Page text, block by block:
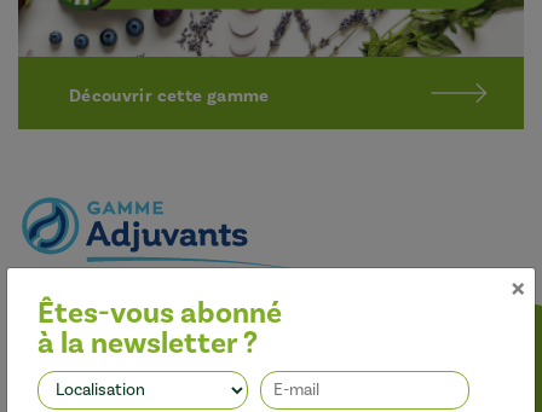
Découvrir cette gamme
Optimiser l’efficacité des traitements
Nos adjuvants permettent d’améliorer l’efficacité des
herbicides, des fongicides, des insecticides et des régulateurs de
croissance, tout en limitant leur impact sur l’environnement.
×
Êtes-vous abonné
à la newsletter ?